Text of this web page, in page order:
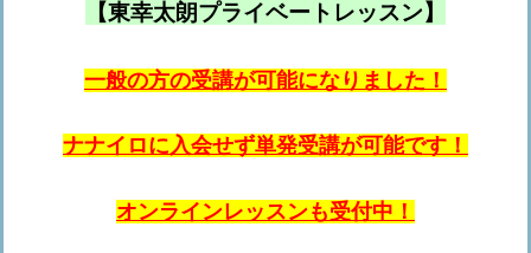
【東幸太朗プライベートレッスン】
一般の方の受講が可能になりました！
ナナイロに入会せず単発受講が可能です！
オンラインレッスンも受付中！